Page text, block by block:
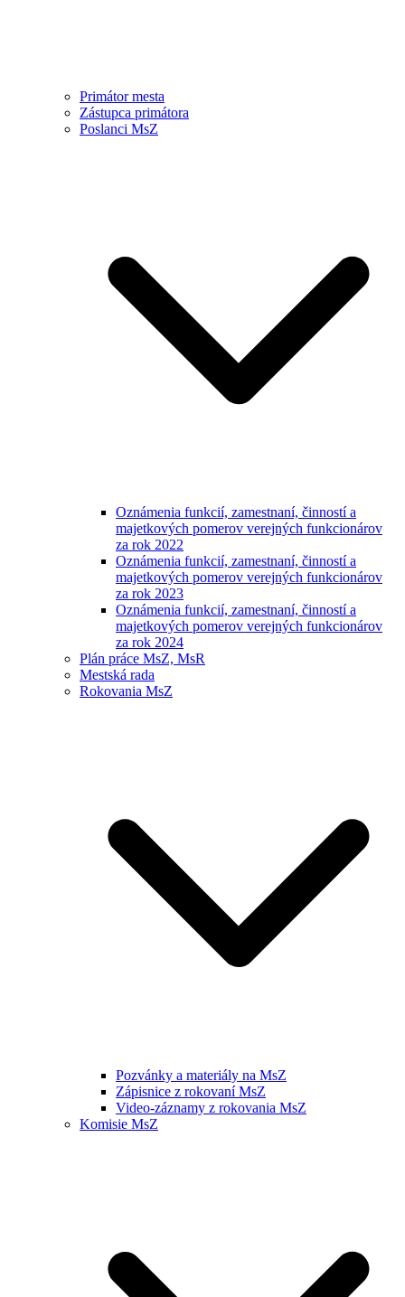
Primátor mesta
Zástupca primátora
Poslanci MsZ
Oznámenia funkcií, zamestnaní, činností a
majetkových pomerov verejných funkcionárov
za rok 2022
Oznámenia funkcií, zamestnaní, činností a
majetkových pomerov verejných funkcionárov
za rok 2023
Oznámenia funkcií, zamestnaní, činností a
majetkových pomerov verejných funkcionárov
za rok 2024
Plán práce MsZ, MsR
Mestská rada
Rokovania MsZ
Pozvánky a materiály na MsZ
Zápisnice z rokovaní MsZ
Video-záznamy z rokovania MsZ
Komisie MsZ